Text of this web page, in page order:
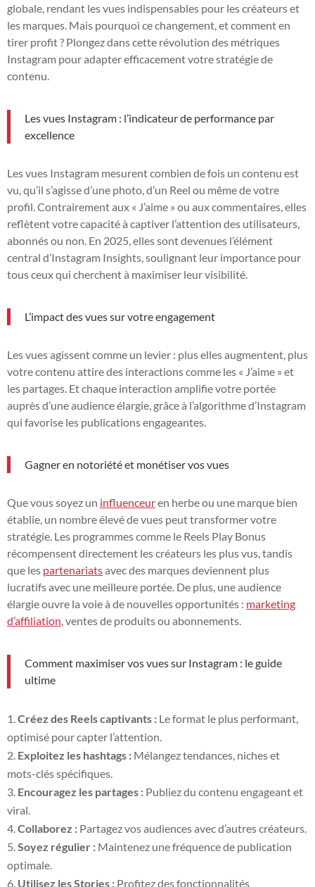
globale, rendant les vues indispensables pour les créateurs et
les marques. Mais pourquoi ce changement, et comment en
tirer profit ? Plongez dans cette révolution des métriques
Instagram pour adapter efficacement votre stratégie de
contenu.
Les vues Instagram : l’indicateur de performance par
excellence
Les vues Instagram mesurent combien de fois un contenu est
vu, qu’il s’agisse d’une photo, d’un Reel ou même de votre
profil. Contrairement aux « J’aime » ou aux commentaires, elles
reflètent votre capacité à captiver l’attention des utilisateurs,
abonnés ou non. En 2025, elles sont devenues l’élément
central d’Instagram Insights, soulignant leur importance pour
tous ceux qui cherchent à maximiser leur visibilité.
L’impact des vues sur votre engagement
Les vues agissent comme un levier : plus elles augmentent, plus
votre contenu attire des interactions comme les « J’aime » et
les partages. Et chaque interaction amplifie votre portée
auprès d’une audience élargie, grâce à l’algorithme d’Instagram
qui favorise les publications engageantes.
Gagner en notoriété et monétiser vos vues
Que vous soyez un influenceuren herbe ou une marque bien
établie, un nombre élevé de vues peut transformer votre
stratégie. Les programmes comme le Reels Play Bonus
récompensent directement les créateurs les plus vus, tandis
que les partenariatsavec des marques deviennent plus
lucratifs avec une meilleure portée. De plus, une audience
élargie ouvre la voie à de nouvelles opportunités : marketing
d’affiliation , ventes de produits ou abonnements.
Comment maximiser vos vues sur Instagram : le guide
ultime
Créez des Reels captivants : Le format le plus performant,
optimisé pour capter l’attention.
Exploitez les hashtags : Mélangez tendances, niches et
mots-clés spécifiques.
Encouragez les partages : Publiez du contenu engageant et
viral.
Collaborez : Partagez vos audiences avec d’autres créateurs.
Soyez régulier : Maintenez une fréquence de publication
optimale.
Utilisez les Stories : Profitez des fonctionnalités